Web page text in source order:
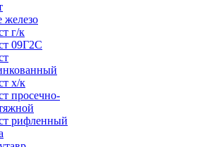
железо
г/к
09Г2С
х/к
просечно-
рифленный